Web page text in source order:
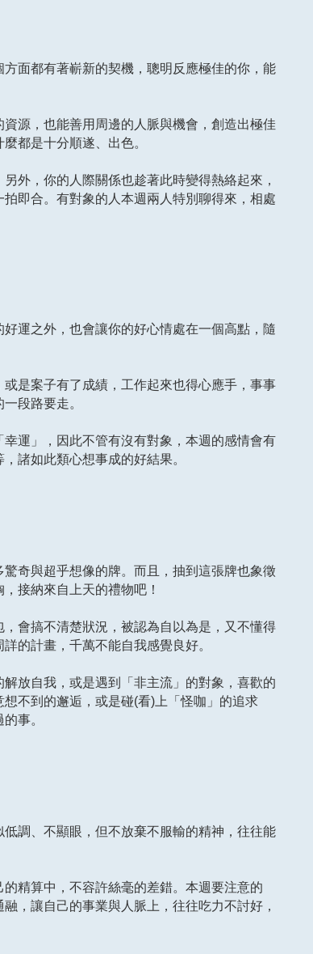
面都有著嶄新的契機，聰明反應極佳的你，能
源，也能善用周邊的人脈與機會，創造出極佳
都是十分順遂、出色。
外，你的人際關係也趁著此時變得熱絡起來，
即合。有對象的人本週兩人特別聊得來，相處
運之外，也會讓你的好心情處在一個高點，隨
是案子有了成績，工作起來也得心應手，事事
段路要走。
運」，因此不管有沒有對象，本週的感情會有
諸如此類心想事成的好結果。
奇與超乎想像的牌。而且，抽到這張牌也象徵
接納來自上天的禮物吧！
會搞不清楚狀況，被認為自以為是，又不懂得
的計畫，千萬不能自我感覺良好。
放自我，或是遇到「非主流」的對象，喜歡的
不到的邂逅，或是碰(看)上「怪咖」的追求
事。
調、不顯眼，但不放棄不服輸的精神，往往能
精算中，不容許絲毫的差錯。本週要注意的
，讓自己的事業與人脈上，往往吃力不討好，